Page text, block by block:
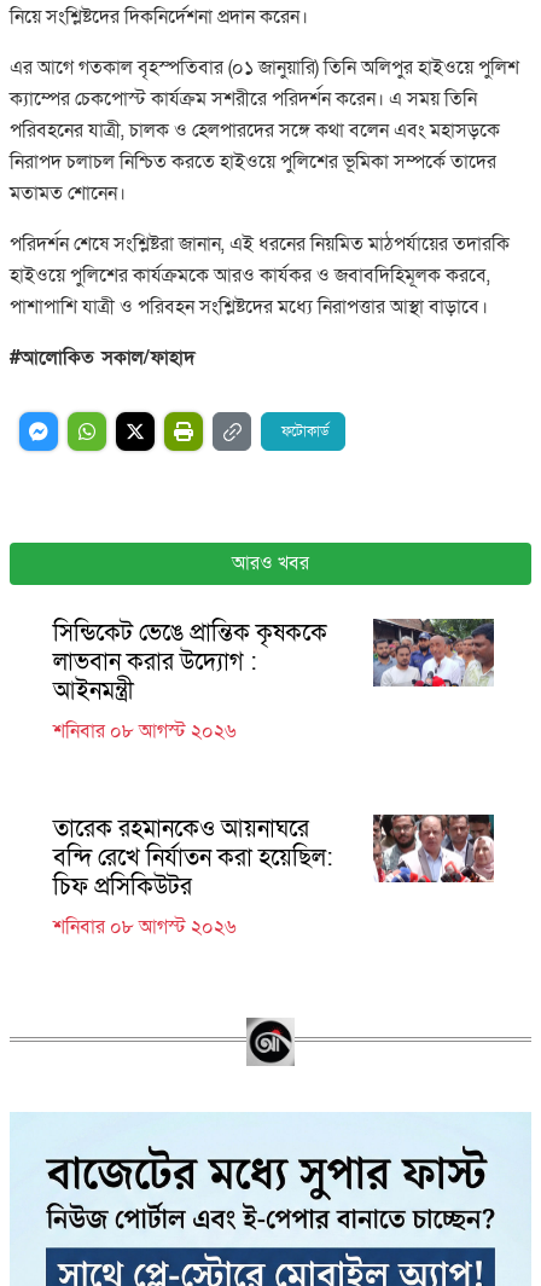
নিয়ে সংশ্লিষ্টদের দিকনির্দেশনা প্রদান করেন।
এর আগে গতকাল বৃহস্পতিবার (০১ জানুয়ারি) তিনি অলিপুর হাইওয়ে পুলিশ
ক্যাম্পের চেকপোস্ট কার্যক্রম সশরীরে পরিদর্শন করেন। এ সময় তিনি
পরিবহনের যাত্রী, চালক ও হেলপারদের সঙ্গে কথা বলেন এবং মহাসড়কে
নিরাপদ চলাচল নিশ্চিত করতে হাইওয়ে পুলিশের ভূমিকা সম্পর্কে তাদের
মতামত শোনেন।
পরিদর্শন শেষে সংশ্লিষ্টরা জানান, এই ধরনের নিয়মিত মাঠপর্যায়ের তদারকি
হাইওয়ে পুলিশের কার্যক্রমকে আরও কার্যকর ও জবাবদিহিমূলক করবে,
পাশাপাশি যাত্রী ও পরিবহন সংশ্লিষ্টদের মধ্যে নিরাপত্তার আস্থা বাড়াবে।
#আলোকিত সকাল/ফাহাদ
ফটোকার্ড
আরও খবর
সিন্ডিকেট ভেঙে প্রান্তিক কৃষককে
লাভবান করার উদ্যোগ :
আইনমন্ত্রী
শনিবার ০৮ আগস্ট ২০২৬
তারেক রহমানকেও আয়নাঘরে
বন্দি রেখে নির্যাতন করা হয়েছিল:
চিফ প্রসিকিউটর
শনিবার ০৮ আগস্ট ২০২৬